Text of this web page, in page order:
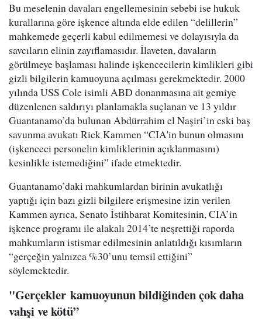
Bu meselenin davaları engellemesinin sebebi ise hukuk
kurallarına göre işkence altında elde edilen “delillerin”
mahkemede geçerli kabul edilmemesi ve dolayısıyla da
savcıların elinin zayıflamasıdır. İlaveten, davaların
görülmeye başlaması halinde işkencecilerin kimlikleri gibi
gizli bilgilerin kamuoyuna açılması gerekmektedir. 2000
yılında USS Cole isimli ABD donanmasına ait gemiye
düzenlenen saldırıyı planlamakla suçlanan ve 13 yıldır
Guantanamo’da bulunan Abdürrahim el Naşiri’in eski baş
savunma avukatı Rick Kammen “CIA'in bunun olmasını
(işkenceci personelin kimliklerinin açıklanmasını)
kesinlikle istemediğini” ifade etmektedir.
Guantanamo’daki mahkumlardan birinin avukatlığı
yaptığı için bazı gizli bilgilere erişmesine izin verilen
Kammen ayrıca, Senato İstihbarat Komitesinin, CIA’in
işkence programı ile alakalı 2014’te neşrettiği raporda
mahkumların istismar edilmesinin anlatıldığı kısımların
“gerçeğin yalnızca %30’unu temsil ettiğini”
söylemektedir.
"Gerçekler kamuoyunun bildiğinden çok daha
vahşi ve kötü”